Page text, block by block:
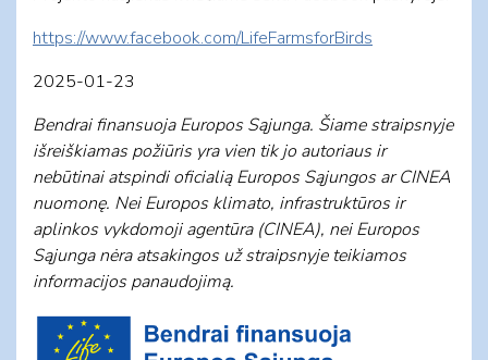
https://www.facebook.com/LifeFarmsforBirds
2025-01-23
Bendrai finansuoja Europos Sąjunga. Šiame straipsnyje
išreiškiamas požiūris yra vien tik jo autoriaus ir
nebūtinai atspindi oficialią Europos Sąjungos ar CINEA
nuomonę. Nei Europos klimato, infrastruktūros ir
aplinkos vykdomoji agentūra (CINEA), nei Europos
Sąjunga nėra atsakingos už straipsnyje teikiamos
informacijos panaudojimą.